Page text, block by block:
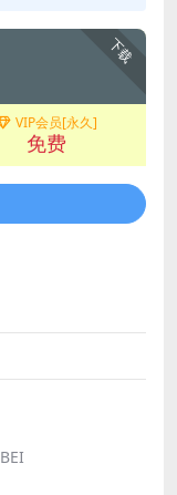
下载
VIP会员[永久]
免费